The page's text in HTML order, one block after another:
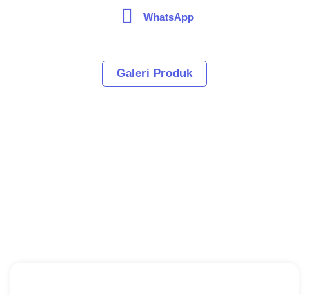
WhatsApp
Galeri Produk